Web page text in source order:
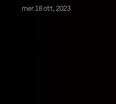
mer 18 ott, 2023